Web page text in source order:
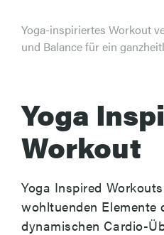
Yoga-inspiriertes Workout
und Balance für ein
Yoga
Workout
Yoga Inspired
wohltuenden Elemente
dynamischen Cardio-